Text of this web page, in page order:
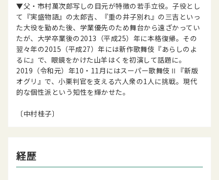
▼父・市村萬次郎写しの目元が特徴の若手立役。子役とし
て『実盛物語』の太郎吉、『重の井子別れ』の三吉といっ
た大役を勤めた後、学業優先のため舞台から遠ざかってい
たが、大学卒業後の2013（平成25）年に本格復帰。その
翌々年の2015（平成27）年には新作歌舞伎『あらしのよ
るに』で、眼鏡をかけた山羊はくを初演して話題に。
2019（令和元）年10・11月にはスーパー歌舞伎Ⅱ『新版
オグリ』で、小栗判官を支える六人衆の1人に挑戦。現代
的な個性派という知性を輝かせた。
〔中村桂子〕
経歴